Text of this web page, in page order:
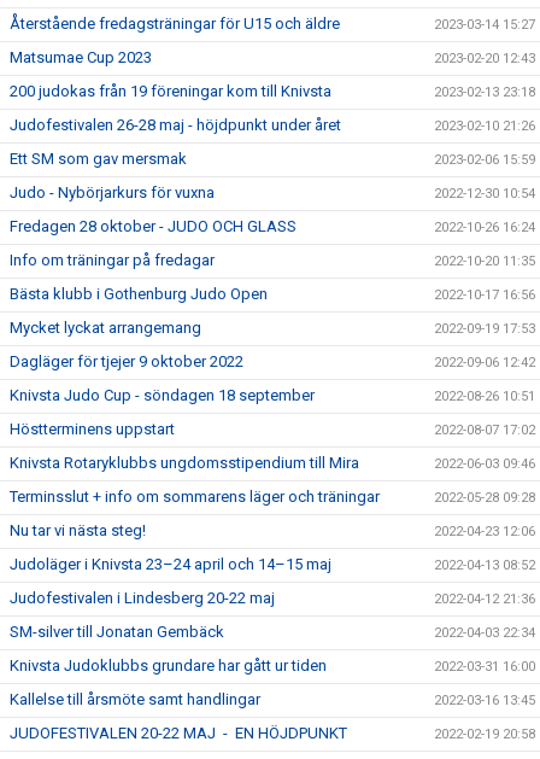
Återstående fredagsträningar för U15 och äldre 2023-03-14 15:27
Matsumae Cup 2023 2023-02-20 12:43
200 judokas från 19 föreningar kom till Knivsta 2023-02-13 23:18
Judofestivalen 26-28 maj - höjdpunkt under året 2023-02-10 21:26
Ett SM som gav mersmak 2023-02-06 15:59
Judo - Nybörjarkurs för vuxna 2022-12-30 10:54
Fredagen 28 oktober - JUDO OCH GLASS 2022-10-26 16:24
Info om träningar på fredagar 2022-10-20 11:35
Bästa klubb i Gothenburg Judo Open 2022-10-17 16:56
Mycket lyckat arrangemang 2022-09-19 17:53
Dagläger för tjejer 9 oktober 2022 2022-09-06 12:42
Knivsta Judo Cup - söndagen 18 september 2022-08-26 10:51
Höstterminens uppstart 2022-08-07 17:02
Knivsta Rotaryklubbs ungdomsstipendium till Mira 2022-06-03 09:46
Terminsslut + info om sommarens läger och träningar 2022-05-28 09:28
Nu tar vi nästa steg! 2022-04-23 12:06
Judoläger i Knivsta 23–24 april och 14–15 maj 2022-04-13 08:52
Judofestivalen i Lindesberg 20-22 maj 2022-04-12 21:36
SM-silver till Jonatan Gembäck 2022-04-03 22:34
Knivsta Judoklubbs grundare har gått ur tiden 2022-03-31 16:00
Kallelse till årsmöte samt handlingar 2022-03-16 13:45
JUDOFESTIVALEN 20-22 MAJ - EN HÖJDPUNKT 2022-02-19 20:58